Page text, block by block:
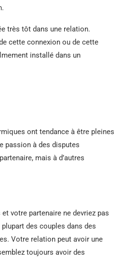
très tôt dans une relation.
cette connexion ou de cette
installé dans un
ont tendance à être pleines
passion à des disputes
mais à d’autres
votre partenaire ne devriez pas
des couples dans des
Votre relation peut avoir une
toujours avoir des